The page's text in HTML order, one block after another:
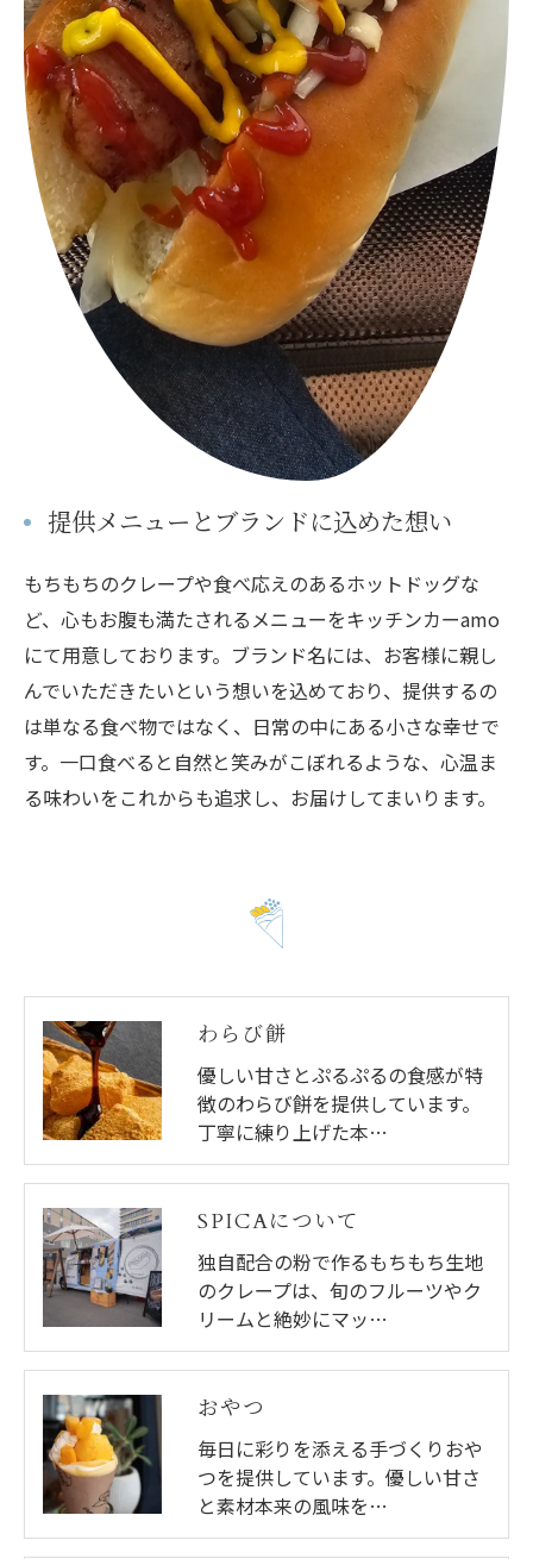
提供メニューとブランドに込めた想い
もちもちのクレープや食べ応えのあるホットドッグな
ど、心もお腹も満たされるメニューをキッチンカーamo
にて用意しております。ブランド名には、お客様に親し
んでいただきたいという想いを込めており、提供するの
は単なる食べ物ではなく、日常の中にある小さな幸せで
す。一口食べると自然と笑みがこぼれるような、心温ま
る味わいをこれからも追求し、お届けしてまいります。
わらび餅
優しい甘さとぷるぷるの食感が特
徴のわらび餅を提供しています。
丁寧に練り上げた本…
SPICAについて
独自配合の粉で作るもちもち生地
のクレープは、旬のフルーツやク
リームと絶妙にマッ…
おやつ
毎日に彩りを添える手づくりおや
つを提供しています。優しい甘さ
と素材本来の風味を…
出店依頼・お問い合わせ